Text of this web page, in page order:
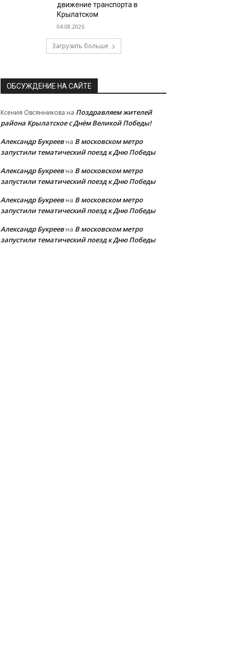
движение транспорта в
Крылатском
04.08.2026
Загрузить больше
ОБСУЖДЕНИЕ НА САЙТЕ
Ксения Овсянникова на Поздравляем жителей
района Крылатское с Днём Великой Победы!
Александр Букреевна В московском метро
запустили тематический поезд к Дню Победы
Александр Букреевна В московском метро
запустили тематический поезд к Дню Победы
Александр Букреевна В московском метро
запустили тематический поезд к Дню Победы
Александр Букреевна В московском метро
запустили тематический поезд к Дню Победы